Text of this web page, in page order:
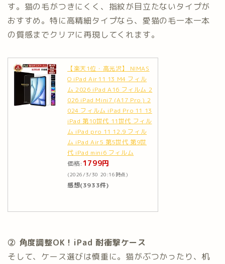
す。猫の毛がつきにくく、指紋が目立たないタイプが
おすすめ。特に高精細タイプなら、愛猫の毛一本一本
の質感までクリアに再現してくれます。
【楽天1位・高光沢】 NIMAS
O iPad Air11 13 M4 フィル
ム 2026 iPad A16 フィルム 2
026 iPad Mini7 (A17 Pro ) 2
024 フィルム iPad Pro 11 13
iPad 第10世代 11世代 フィル
ム iPad pro 11 12.9 フィル
ム iPad Air5 第5世代 第9世
代 iPad mini6 フィルム
価格: 1799円
(2026/3/30 20:16時点)
感想(3933件)
② 角度調整OK！iPad 耐衝撃ケース
そして、ケース選びは慎重に。猫がぶつかったり、机